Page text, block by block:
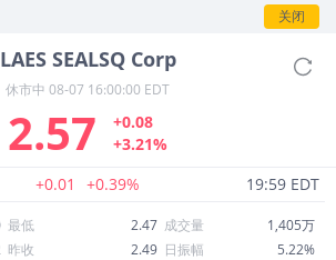
关闭
LAES SEALSQ Corp
休市中 08-07 16:00:00 EDT
2.57
+0.08
+3.21%
+0.01 +0.39% 19:59 EDT
最低 2.47 成交量
1,405万
昨收 2.49 日振幅
5.22%